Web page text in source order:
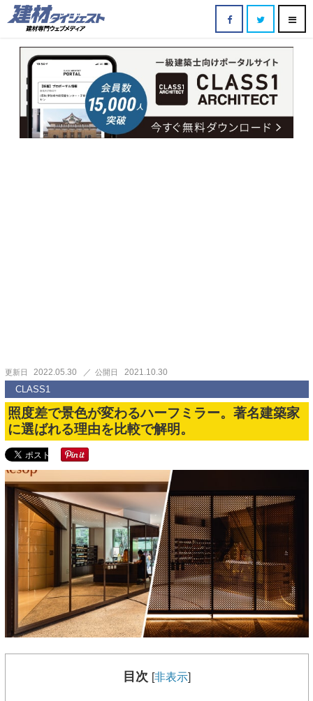
更新日 2022.05.30 公開日 2021.10.30
CLASS1
照度差で景色が変わるハーフミラー。著名建築家
に選ばれる理由を比較で解明。
目次 [非表示]